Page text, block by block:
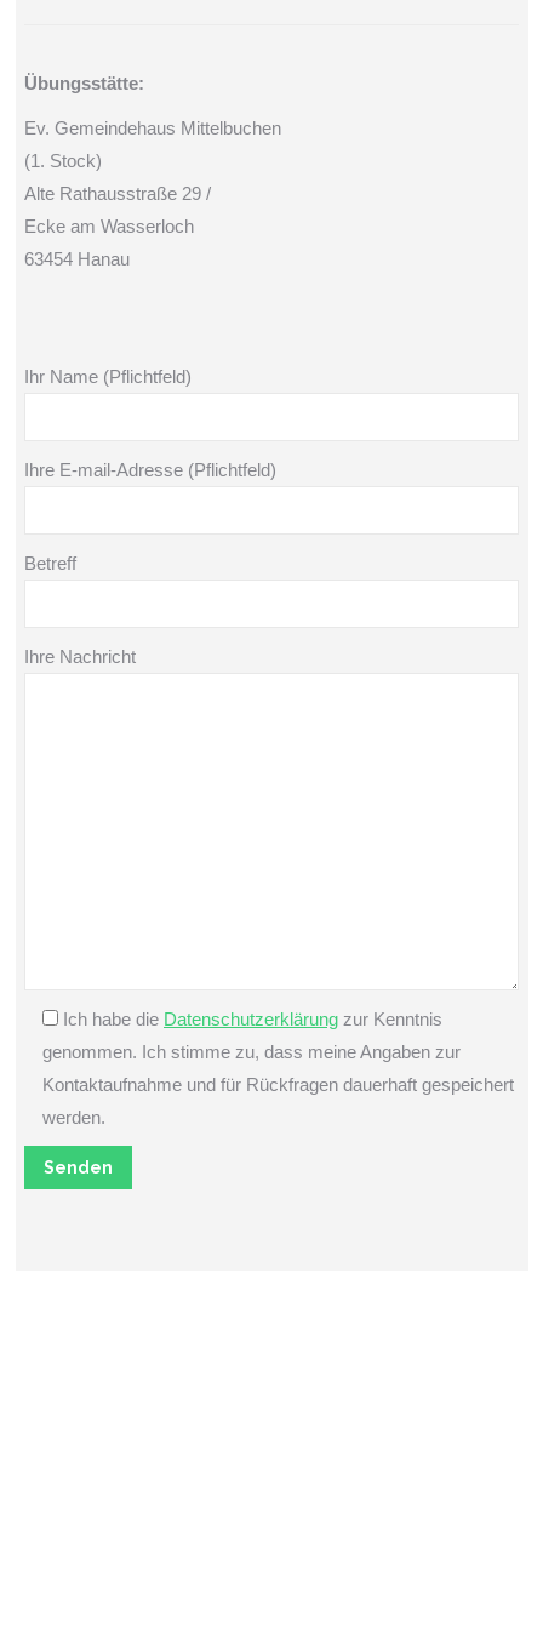
Übungsstätte:
Ev. Gemeindehaus Mittelbuchen
(1. Stock)
Alte Rathausstraße 29 /
Ecke am Wasserloch
63454 Hanau
Ihr Name (Pflichtfeld)
Ihre E-mail-Adresse (Pflichtfeld)
Betreff
Ihre Nachricht
Ich habe die Datenschutzerklärung zur Kenntnis
genommen. Ich stimme zu, dass meine Angaben zur
Kontaktaufnahme und für Rückfragen dauerhaft gespeichert
werden.